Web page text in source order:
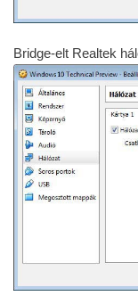
Bridge-elt Realtek